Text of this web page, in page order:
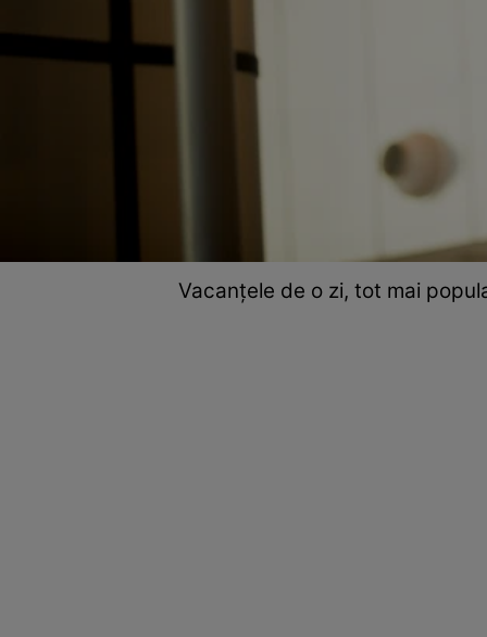
Vacanțele de o zi, tot mai